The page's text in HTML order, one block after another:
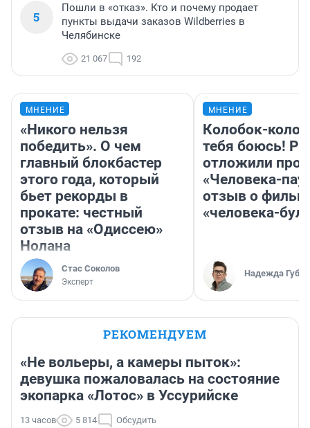
5
Пошли в «отказ». Кто и почему продает
пункты выдачи заказов Wildberries в
Челябинске
21 067 192
МНЕНИЕ
«Никого нельзя
победить». О чем
главный блокбастер
этого года, который
бьет рекорды в
прокате: честный
отзыв на «Одиссею»
Нолана
Стас Соколов
Эксперт
МНЕНИЕ
Колобок-
тебя боюсь!
отложили
«Человека-
отзыв о
«человека-
Надежда
РЕКОМЕНДУЕМ
«Не вольеры, а камеры пыток»:
девушка пожаловалась на состояние
экопарка «Лотос» в Уссурийске
13 часов 5 814 Обсудить